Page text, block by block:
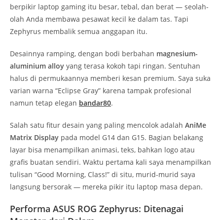
berpikir laptop gaming itu besar, tebal, dan berat — seolah-
olah Anda membawa pesawat kecil ke dalam tas. Tapi
Zephyrus membalik semua anggapan itu.
Desainnya ramping, dengan bodi berbahan magnesium-
aluminium alloy yang terasa kokoh tapi ringan. Sentuhan
halus di permukaannya memberi kesan premium. Saya suka
varian warna “Eclipse Gray” karena tampak profesional
namun tetap elegan bandar80.
Salah satu fitur desain yang paling mencolok adalah AniMe
Matrix Display pada model G14 dan G15. Bagian belakang
layar bisa menampilkan animasi, teks, bahkan logo atau
grafis buatan sendiri. Waktu pertama kali saya menampilkan
tulisan “Good Morning, Class!” di situ, murid-murid saya
langsung bersorak — mereka pikir itu laptop masa depan.
Performa ASUS ROG Zephyrus: Ditenagai